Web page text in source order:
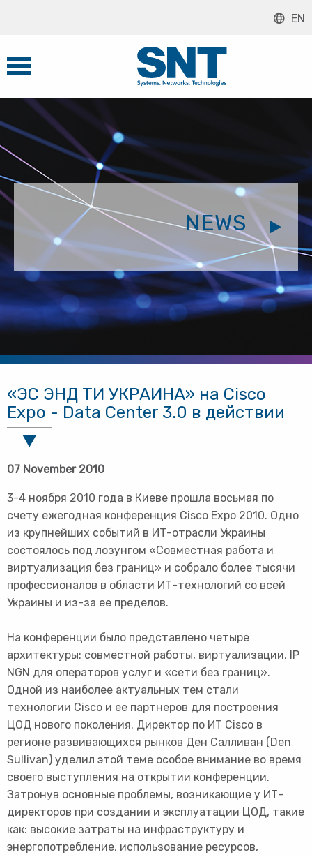
EN
NEWS
«ЭС ЭНД ТИ УКРАИНА» на Cisco
Expo - Data Center 3.0 в действии
07 November 2010
3-4 ноября 2010 года в Киеве прошла восьмая по
счету ежегодная конференция Сisco Expo 2010. Одно
из крупнейших событий в ИТ-отрасли Украины
состоялось под лозунгом «Совместная работа и
виртуализация без границ» и собрало более тысячи
профессионалов в области ИТ-технологий со всей
Украины и из-за ее пределов.
На конференции было представлено четыре
архитектуры: совместной работы, виртуализации, IP
NGN для операторов услуг и «сети без границ».
Одной из наиболее актуальных тем стали
технологии Cisco и ее партнеров для построения
ЦОД нового поколения. Директор по ИТ Cisco в
регионе развивающихся рынков Ден Салливан (Den
Sullivan) уделил этой теме особое внимание во время
своего выступления на открытии конференции.
Затронув основные проблемы, возникающие у ИТ-
директоров при создании и эксплуатации ЦОД, такие
как: высокие затраты на инфраструктуру и
энергопотребление, использование ресурсов,